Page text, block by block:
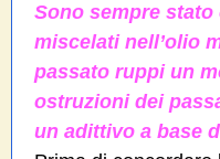
Sono sempre
miscelati nell’olio
passato ruppi un
ostruzioni dei
un adittivo a base